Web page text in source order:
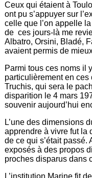
Ceux qui étaient à
ont pu s’appuyer sur
celle que l’on appelle
de ces jours-là me
Albatro, Orsini, Bladé,
avaient permis de
Parmi tous ces noms il
particulièrement en ces
Truchis, qui sera le
disparition le 4 mars
souvenir aujourd’hui
L’une des dimensions
apprendre à vivre fut la
de ce qui s’était passé.
exposés à des propos
proches disparus dans